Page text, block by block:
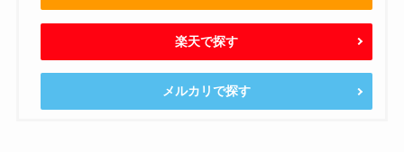
楽天で探す
メルカリで探す